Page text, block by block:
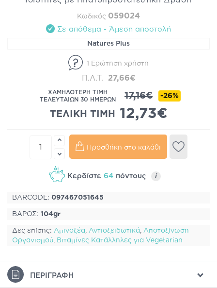
Κωδικός 059024
Σε απόθεμα - Άμεση αποστολή
Natures Plus
1 Ερώτηση χρήστη
Π.Λ.Τ. 27,66€
ΧΑΜΗΛΟΤΕΡΗ ΤΙΜΗ
ΤΕΛΕΥΤΑΙΩΝ 30 ΗΜΕΡΩΝ
17,16€ -26%
ΤΕΛΙΚΗ ΤΙΜΗ 12,73€
Προσθήκη στο καλάθι
Κερδίστε 64 πόντους i
BARCODE: 097467051645
ΒΑΡΟΣ: 104gr
Δες επίσης: Αμινοξέα, Αντιοξειδωτικά, Αποτοξίνωση
Οργανισμού, Βιταμίνες Κατάλληλες για Vegetarian
ΠΕΡΙΓΡΑΦΉ